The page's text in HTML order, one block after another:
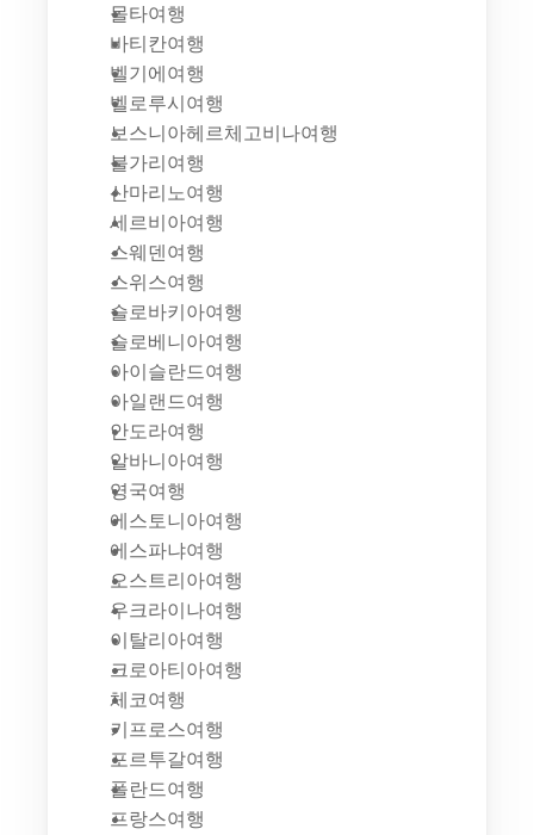
몰타여행
바티칸여행
벨기에여행
벨로루시여행
보스니아헤르체고비나여행
불가리여행
산마리노여행
세르비아여행
스웨덴여행
스위스여행
슬로바키아여행
슬로베니아여행
아이슬란드여행
아일랜드여행
안도라여행
알바니아여행
영국여행
에스토니아여행
에스파냐여행
오스트리아여행
우크라이나여행
이탈리아여행
크로아티아여행
체코여행
키프로스여행
포르투갈여행
폴란드여행
프랑스여행